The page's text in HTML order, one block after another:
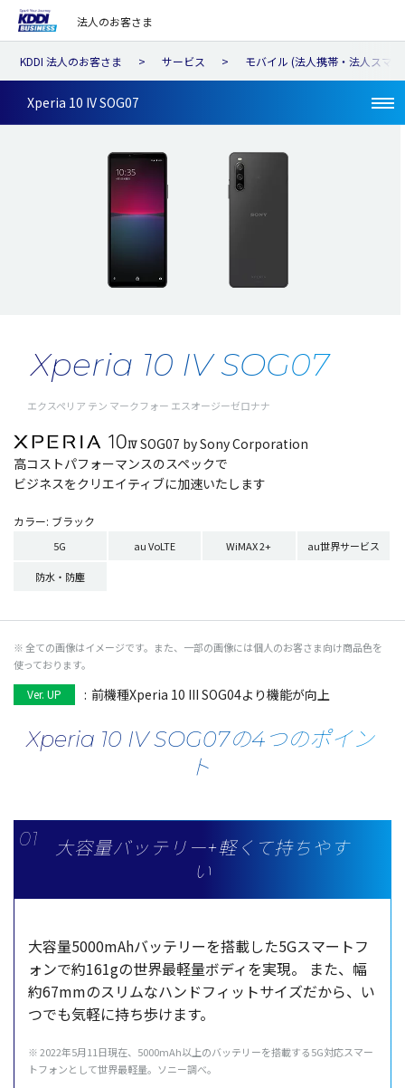
法人のお客さま
KDDI 法人のお客さま サービス モバイル (法人携帯・法人スマ
Xperia 10 IV SOG07
Xperia 10 IV SOG07
エクスペリア テン マークフォー エスオージーゼロナナ
SOG07 by Sony Corporation
高コストパフォーマンスのスペックで
ビジネスをクリエイティブに加速いたします
カラー: ブラック
5G au VoLTE WiMAX 2+ au世界サービス
防水・防塵
※ 全ての画像はイメージです。また、一部の画像には個人のお客さま向け商品色を
使っております。
Ver. UP : 前機種Xperia 10 III SOG04より機能が向上
Xperia 10 IV SOG07の4つのポイン
ト
大容量バッテリー+軽くて持ちやす
い
大容量5000mAhバッテリーを搭載した5Gスマートフ
ォンで約161gの世界最軽量ボディを実現。
また、幅
約67mmのスリムなハンドフィットサイズだから、い
つでも気軽に持ち歩けます。
※ 2022年5月11日現在、5000mAh以上のバッテリーを搭載する5G対応スマー
トフォンとして世界最軽量。ソニー調べ。